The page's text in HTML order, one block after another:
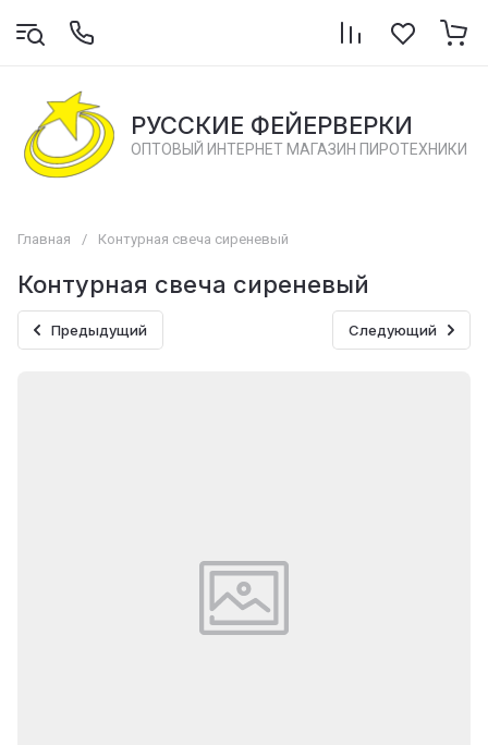
РУССКИЕ ФЕЙЕРВЕРКИ
ОПТОВЫЙ ИНТЕРНЕТ МАГАЗИН ПИРОТЕХНИКИ
Главная / Контурная свеча сиреневый
Контурная свеча сиреневый
Предыдущий Следующий